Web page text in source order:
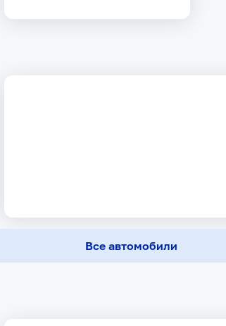
Все автомобили